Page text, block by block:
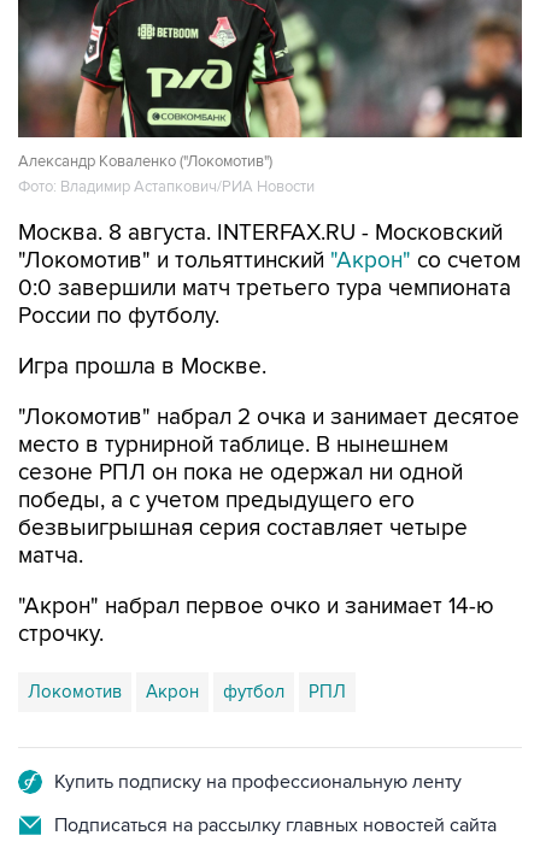
Александр Коваленко ("Локомотив")
Фото: Владимир Астапкович/РИА Новости
Москва. 8 августа. INTERFAX.RU - Московский
"Локомотив" и тольяттинский "Акрон" со счетом
0:0 завершили матч третьего тура чемпионата
России по футболу.
Игра прошла в Москве.
"Локомотив" набрал 2 очка и занимает десятое
место в турнирной таблице. В нынешнем
сезоне РПЛ он пока не одержал ни одной
победы, а с учетом предыдущего его
безвыигрышная серия составляет четыре
матча.
"Акрон" набрал первое очко и занимает 14-ю
строчку.
Локомотив Акрон футбол РПЛ
Купить подписку на профессиональную ленту
Подписаться на рассылку главных новостей сайта